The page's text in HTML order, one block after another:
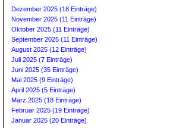
Dezember 2025 (18 Einträge)
November 2025 (11 Einträge)
Oktober 2025 (11 Einträge)
September 2025 (11 Einträge)
August 2025 (12 Einträge)
Juli 2025 (7 Einträge)
Juni 2025 (35 Einträge)
Mai 2025 (9 Einträge)
April 2025 (5 Einträge)
März 2025 (18 Einträge)
Februar 2025 (19 Einträge)
Januar 2025 (20 Einträge)